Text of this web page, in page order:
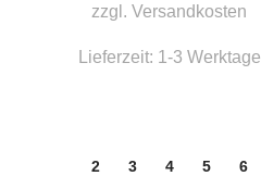
zzgl.Versandkosten
Lieferzeit: 1-3 Werktage
2 3 4 5 6